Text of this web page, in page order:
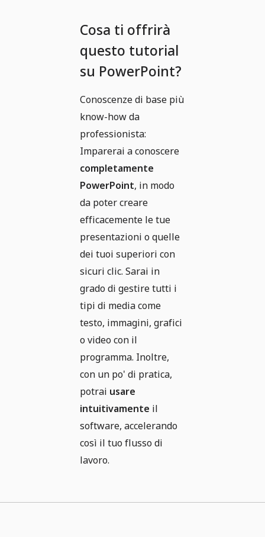
Cosa ti offrirà
questo tutorial
su PowerPoint?
Conoscenze di base più
know-how da
professionista:
Imparerai a conoscere
completamente
PowerPoint, in modo
da poter creare
efficacemente le tue
presentazioni o quelle
dei tuoi superiori con
sicuri clic. Sarai in
grado di gestire tutti i
tipi di media come
testo, immagini, grafici
o video con il
programma. Inoltre,
con un po' di pratica,
potrai usare
intuitivamente il
software, accelerando
così il tuo flusso di
lavoro.